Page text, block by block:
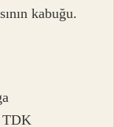
kabuğu.
TDK